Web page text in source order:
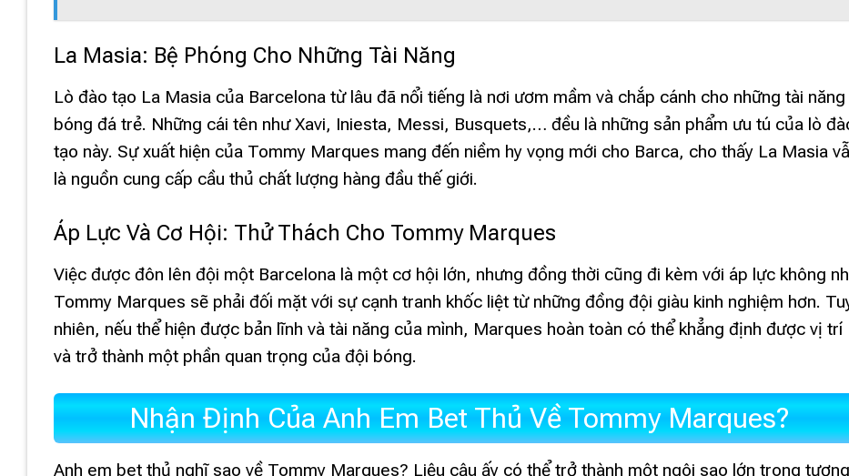
La Masia: Bệ Phóng Cho Những Tài Năng
Lò đào tạo La Masia của Barcelona từ lâu đã nổi tiếng là nơi ươm mầm và chắp cánh cho những tài năng
bóng đá trẻ. Những cái tên như Xavi, Iniesta, Messi, Busquets,… đều là những sản phẩm ưu tú của lò
tạo này. Sự xuất hiện của Tommy Marques mang đến niềm hy vọng mới cho Barca, cho thấy La Masia
là nguồn cung cấp cầu thủ chất lượng hàng đầu thế giới.
Áp Lực Và Cơ Hội: Thử Thách Cho Tommy Marques
Việc được đôn lên đội một Barcelona là một cơ hội lớn, nhưng đồng thời cũng đi kèm với áp lực không
Tommy Marques sẽ phải đối mặt với sự cạnh tranh khốc liệt từ những đồng đội giàu kinh nghiệm hơn.
nhiên, nếu thể hiện được bản lĩnh và tài năng của mình, Marques hoàn toàn có thể khẳng định được vị trí
và trở thành một phần quan trọng của đội bóng.
Nhận Định Của Anh Em Bet Thủ Về Tommy Marques?
Anh em bet thủ nghĩ sao về Tommy Marques? Liệu cậu ấy có thể trở thành một ngôi sao lớn trong tương